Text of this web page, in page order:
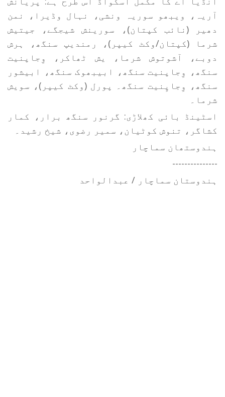
آریہ، ویبھو سوریہ ونشی، نہال وڈیرا، نمن
دھیر (نائب کپتان)، سورینش شیجگے، جیتیش
شرما (کپتان/وکٹ کیپر)، رمندیپ سنگھ، ہرش
دوبے، آشوتوش شرما، یش ٹھاکر، وِجاپنیت
سنگھ، وِجاپنیت سنگھ، ابیبھوک سنگھ، ابیشور
سنگھ، وِجاپِنیت سنگھ۔ پورل (وکٹ کیپر)، سویش
شرما۔
اسٹینڈ بائی کھلاڑی: گرنور سنگھ برار، کمار
کشاگر، تنوش کوٹیان، سمیر رضوی، شیخ رشید۔
ہندوستھان سماچار
---------------
ہندوستان سماچار / عبدالواحد